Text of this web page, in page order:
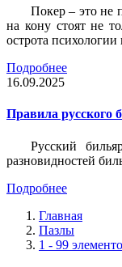
Покер – это не
на кону стоят не
острота
Подробнее
16.09.2025
Правила русского
Русский
разновидностей
Подробнее
Главная
Пазлы
1 - 99